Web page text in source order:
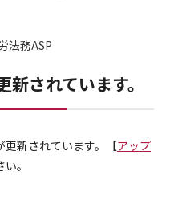
法務ASP
されています。
新されています。【アップ
。